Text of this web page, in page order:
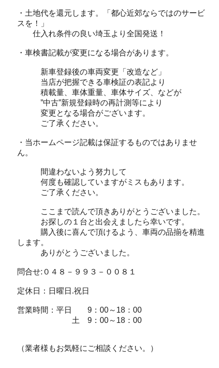
・土地代を還元します。「都心近郊ならではのサービ
スを！」
仕入れ条件の良い埼玉より全国発送！
・車検書記載が変更になる場合があります。
新車登録後の車両変更「改造など」
当店が把握できる車検証の表記より
積載量、車体重量、車体サイズ、などが
”中古”新規登録時の再計測等により
変更となる場合がございます。
ご了承ください。
・当ホームページ記載は保証するものではありませ
ん。
間違わないよう努力して
何度も確認していますがミスもあります。
ご了承ください。
ここまで読んで頂きありがとうございました。
お探しの１台と出会えましたら幸いです。
購入後に喜んで頂けるよう、車両の品揃を精進
します。
ありがとうございました。
問合せ:０４８－９９３－００８１
定休日：日曜日.祝日
営業時間：平日 9：00～18：00
土 9：00～18：00
（業者様もお気軽にご相談ください。）